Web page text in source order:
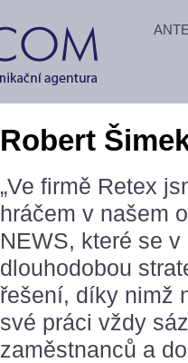
Robert
„Ve firmě Retex
hráčem v našem
NEWS, které se
dlouhodobou
řešení, díky nimž
své práci vždy
zaměstnanců a